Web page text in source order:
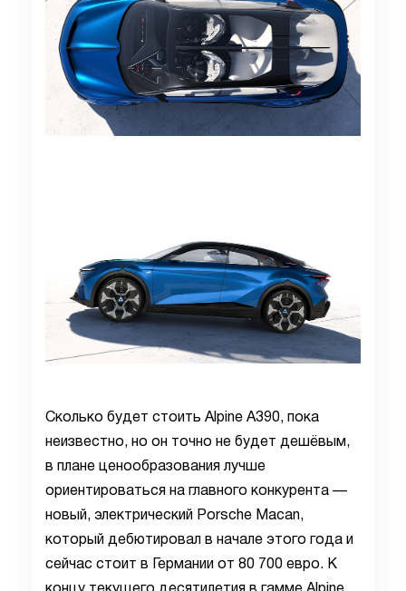
Сколько будет стоить Alpine A390, пока
неизвестно, но он точно не будет дешёвым,
в плане ценообразования лучше
ориентироваться на главного конкурента —
новый, электрический Porsche Macan,
который дебютировал в начале этого года и
сейчас стоит в Германии от 80 700 евро. К